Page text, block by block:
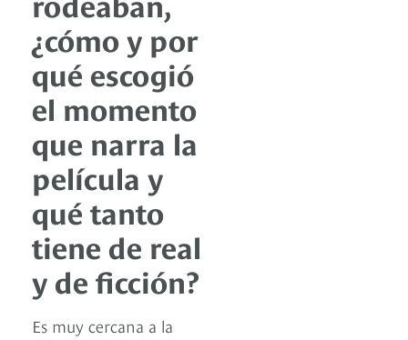
¿cómo y por
qué escogió
el momento
que narra la
película y
qué tanto
tiene de real
y de ficción?
Es muy cercana a la